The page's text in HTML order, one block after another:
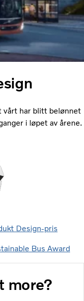
vårt har blitt belønnet
i løpet av årene.
Design-pris
Bus Award
more?